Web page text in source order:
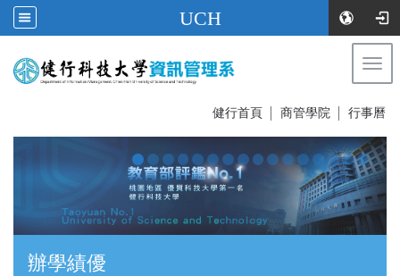
UCH
健行首頁 商管學院 行事曆
證照達人